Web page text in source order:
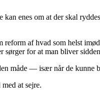
enes om at der skal
reform af hvad som helst
for at man bliver
måde –– især når de kunne
at sejre.